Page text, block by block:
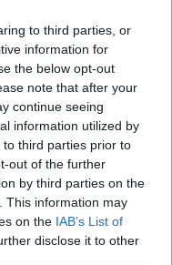
to third parties, or
information for
the below opt-out
note that after your
continue seeing
information utilized by
third parties prior to
out of the further
by third parties on the
This information may
on the IAB’s List of
disclose it to other
υπηρεσίες
καθοδήγησης